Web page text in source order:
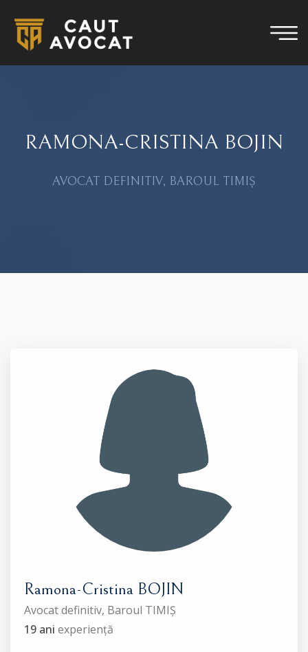
RAMONA-CRISTINA BOJIN
AVOCAT DEFINITIV, BAROUL TIMIȘ
Ramona-Cristina BOJIN
Avocat definitiv, Baroul TIMIȘ
19 ani experiență